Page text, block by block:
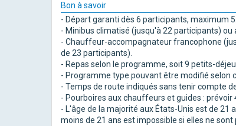
Bon à savoir
- Départ garanti dès 6 participants, maximum
- Minibus climatisé (jusqu'à 22 participants)
- Chauffeur-accompagnateur francophone
de 23 participants).
- Repas selon le programme, soit 9 petits-
- Programme type pouvant être modifié selon
- Temps de route indiqués sans tenir compte
- Pourboires aux chauffeurs et guides :
- L'âge de la majorité aux États-Unis est de
moins de 21 ans est impossible si elles ne